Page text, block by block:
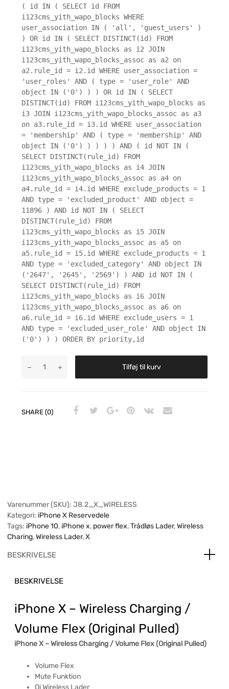
( id IN ( SELECT id FROM
i123cms_yith_wapo_blocks WHERE
user_association IN ( 'all', 'guest_users' )
) OR id IN ( SELECT DISTINCT(id) FROM
i123cms_yith_wapo_blocks as i2 JOIN
i123cms_yith_wapo_blocks_assoc as a2 on
a2.rule_id = i2.id WHERE user_association =
'user_roles' AND ( type = 'user_role' AND
object IN ('0') ) ) OR id IN ( SELECT
DISTINCT(id) FROM i123cms_yith_wapo_blocks as
i3 JOIN i123cms_yith_wapo_blocks_assoc as a3
on a3.rule_id = i3.id WHERE user_association
= 'membership' AND ( type = 'membership' AND
object IN ('0') ) ) ) ) AND ( id NOT IN (
SELECT DISTINCT(rule_id) FROM
i123cms_yith_wapo_blocks as i4 JOIN
i123cms_yith_wapo_blocks_assoc as a4 on
a4.rule_id = i4.id WHERE exclude_products = 1
AND type = 'excluded_product' AND object =
11896 ) AND id NOT IN ( SELECT
DISTINCT(rule_id) FROM
i123cms_yith_wapo_blocks as i5 JOIN
i123cms_yith_wapo_blocks_assoc as a5 on
a5.rule_id = i5.id WHERE exclude_products = 1
AND type = 'excluded_category' AND object IN
('2647', '2645', '2569') ) AND id NOT IN (
SELECT DISTINCT(rule_id) FROM
i123cms_yith_wapo_blocks as i6 JOIN
i123cms_yith_wapo_blocks_assoc as a6 on
a6.rule_id = i6.id WHERE exclude_users = 1
AND type = 'excluded_user_role' AND object IN
('0') ) ) ORDER BY priority,id
Tilføj til kurv
SHARE (0)
Varenummer (SKU): J8.2_X_WIRELESS
Kategori: iPhone X Reservedele
Tags: iPhone 10, iPhone x, power flex,Trådløs Lader,Wireless
Charing,Wireless Lader,X
BESKRIVELSE
BESKRIVELSE
iPhone X – Wireless Charging /
Volume Flex (Original Pulled)
iPhone X – Wireless Charging / Volume Flex (Original Pulled)
Volume Flex
Mute Funktion